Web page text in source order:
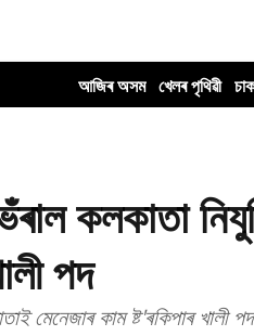
আজিৰ অসম খেলৰ পৃথিৱী
কলকাতা
পদ
মেনেজাৰ কাম ষ্ট'ৰকিপাৰ